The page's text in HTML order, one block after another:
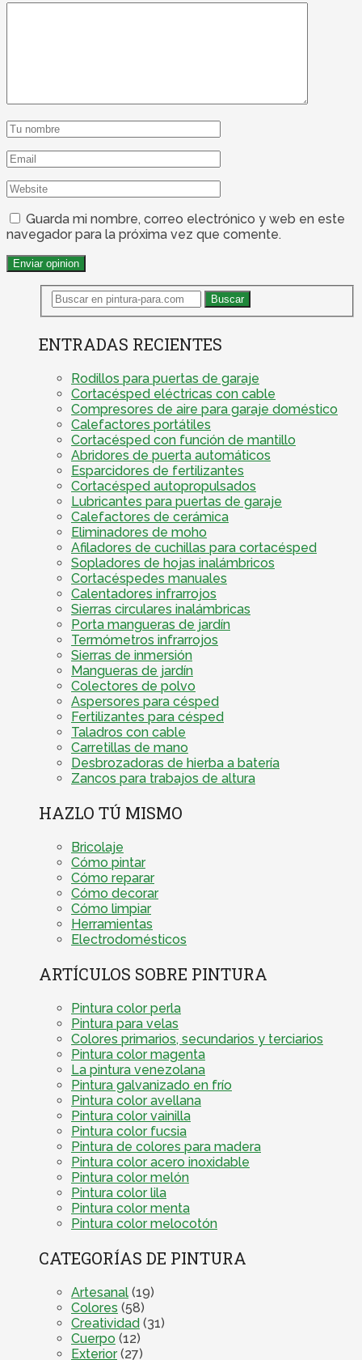
Guarda mi nombre, correo electrónico y web en este
navegador para la próxima vez que comente.
ENTRADAS RECIENTES
Rodillos para puertas de garaje
Cortacésped eléctricas con cable
Compresores de aire para garaje doméstico
Calefactores portátiles
Cortacésped con función de mantillo
Abridores de puerta automáticos
Esparcidores de fertilizantes
Cortacésped autopropulsados
Lubricantes para puertas de garaje
Calefactores de cerámica
Eliminadores de moho
Afiladores de cuchillas para cortacésped
Sopladores de hojas inalámbricos
Cortacéspedes manuales
Calentadores infrarrojos
Sierras circulares inalámbricas
Porta mangueras de jardín
Termómetros infrarrojos
Sierras de inmersión
Mangueras de jardín
Colectores de polvo
Aspersores para césped
Fertilizantes para césped
Taladros con cable
Carretillas de mano
Desbrozadoras de hierba a batería
Zancos para trabajos de altura
HAZLO TÚ MISMO
Bricolaje
Cómo pintar
Cómo reparar
Cómo decorar
Cómo limpiar
Herramientas
Electrodomésticos
ARTÍCULOS SOBRE PINTURA
Pintura color perla
Pintura para velas
Colores primarios, secundarios y terciarios
Pintura color magenta
La pintura venezolana
Pintura galvanizado en frío
Pintura color avellana
Pintura color vainilla
Pintura color fucsia
Pintura de colores para madera
Pintura color acero inoxidable
Pintura color melón
Pintura color lila
Pintura color menta
Pintura color melocotón
CATEGORÍAS DE PINTURA
Artesanal (19)
Colores (58)
Creatividad (31)
Cuerpo (12)
Exterior(27)